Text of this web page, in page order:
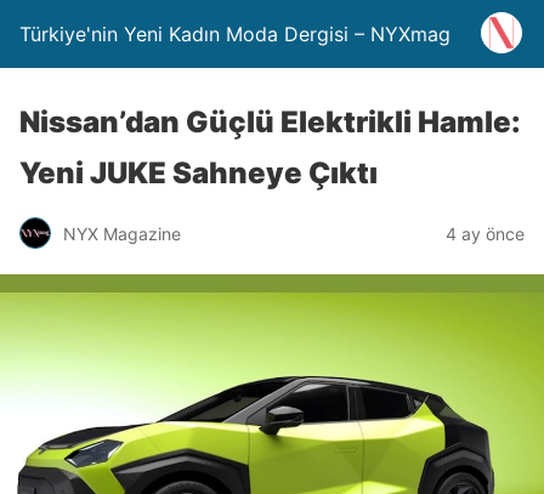
Türkiye'nin Yeni Kadın Moda Dergisi – NYXmag
Nissan’dan Güçlü Elektrikli Hamle:
Yeni JUKE Sahneye Çıktı
NYX Magazine 4 ay önce